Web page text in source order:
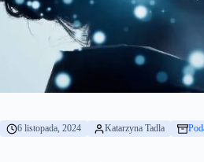
6 listopada, 2024 Katarzyna Tadla